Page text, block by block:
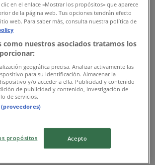
din Mangalia
Unicarm Penny Market
Pepco
Carrefour MEGA IMAGE
Dpd
Altex Brico Depôt
New Yorker
Lems Supeco
Sinsay CBA
Peek & Cloppenburg Diana
en el enlace «Mostrar los propósitos» que aparece
de la página web. Tus opciones tendrán efecto
web. Para saber más, consulta nuestra política de
como nuestros asociados tratamos los
geográfica precisa. Analizar activamente las
para su identificación. Almacenar la
y/o acceder a ella. Publicidad y contenido
de publicidad y contenido, investigación de
de servicios.
(proveedores)
propósitos Acepto